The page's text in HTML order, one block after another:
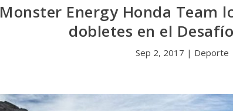
Energy Honda Team
dobletes en el
Sep 2, 2017 | Deporte